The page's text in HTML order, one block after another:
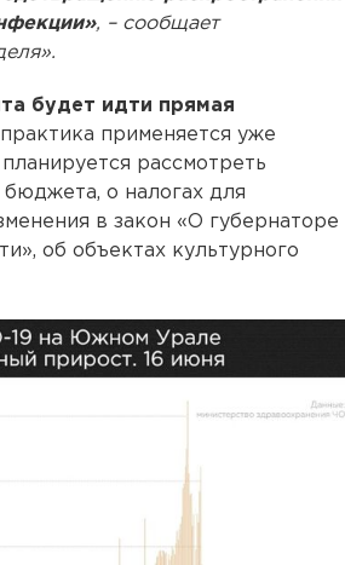
, – сообщает
будет идти прямая
применяется уже
рассмотреть
о налогах для
в закон «О губернаторе
об объектах культурного